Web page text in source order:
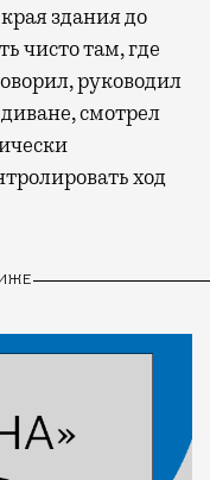
здания до
чисто там, где
руководил
смотрел
ход